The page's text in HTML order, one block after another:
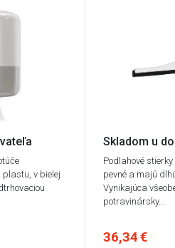
plastu, v bielej
Skladom u
Podlahové
pevné a majú
Vynikajúca
potravinársky…
36,34 €